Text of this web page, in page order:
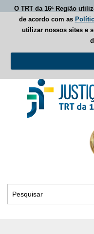
O TRT da 16ª Região
de acordo com as
utilizar nossos sites e